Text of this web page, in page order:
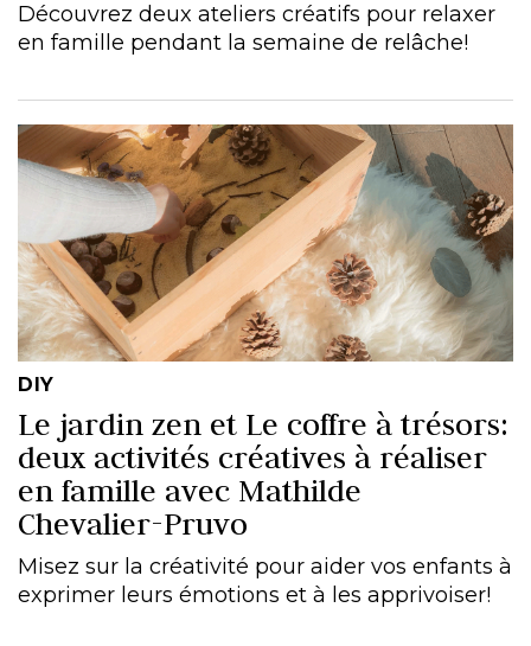
Découvrez deux ateliers créatifs pour relaxer
en famille pendant la semaine de relâche!
DIY
Le jardin zen et Le coffre à trésors:
deux activités créatives à réaliser
en famille avec Mathilde
Chevalier-Pruvo
Misez sur la créativité pour aider vos enfants à
exprimer leurs émotions et à les apprivoiser!